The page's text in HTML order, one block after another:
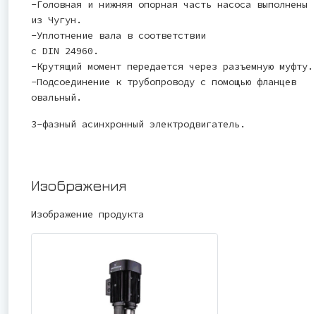
-Головная и нижняя опорная часть насоса выполнены
из Чугун.
-Уплотнение вала в соответствии
с DIN 24960.
-Крутящий момент передается через разъемную муфту.
-Подсоединение к трубопроводу с помощью фланцев
овальный.
3-фазный асинхронный электродвигатель.
Изображения
Изображение продукта